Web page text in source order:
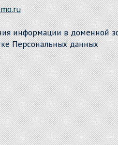
информации в доменной
Персональных данных